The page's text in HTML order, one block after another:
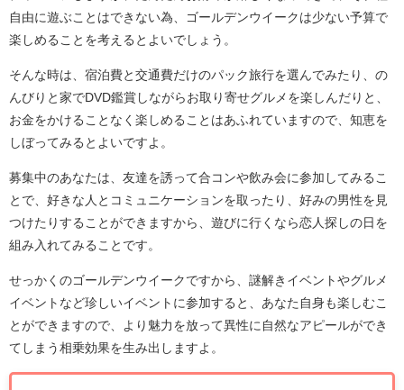
自由に遊ぶことはできない為、ゴールデンウイークは少ない予算で
楽しめることを考えるとよいでしょう。
そんな時は、宿泊費と交通費だけのパック旅行を選んでみたり、の
んびりと家でDVD鑑賞しながらお取り寄せグルメを楽しんだりと、
お金をかけることなく楽しめることはあふれていますので、知恵を
しぼってみるとよいですよ。
募集中のあなたは、友達を誘って合コンや飲み会に参加してみるこ
とで、好きな人とコミュニケーションを取ったり、好みの男性を見
つけたりすることができますから、遊びに行くなら恋人探しの日を
組み入れてみることです。
せっかくのゴールデンウイークですから、謎解きイベントやグルメ
イベントなど珍しいイベントに参加すると、あなた自身も楽しむこ
とができますので、より魅力を放って異性に自然なアピールができ
てしまう相乗効果を生み出しますよ。